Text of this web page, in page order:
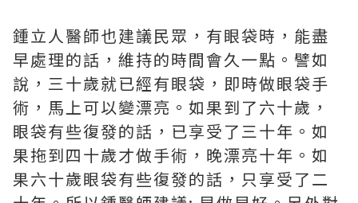
鍾立人醫師也建議民眾，有眼袋時，能盡
早處理的話，維持的時間會久一點。譬如
說，三十歲就已經有眼袋，即時做眼袋手
術，馬上可以變漂亮。如果到了六十歲，
眼袋有些復發的話，已享受了三十年。如
果拖到四十歲才做手術，晚漂亮十年。如
果六十歲眼袋有些復發的話，只享受了二